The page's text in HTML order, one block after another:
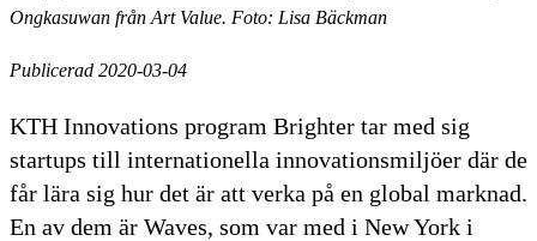
Ongkasuwan från Art Value. Foto: Lisa Bäckman
Publicerad 2020-03-04
KTH Innovations program Brighter tar med sig
startups till internationella innovationsmiljöer där de
får lära sig hur det är att verka på en global marknad.
En av dem är Waves, som var med i New York i